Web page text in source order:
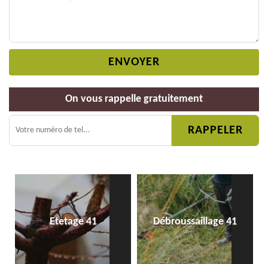
On vous rappelle gratuitement
Etetage 41 Débroussaillage 41